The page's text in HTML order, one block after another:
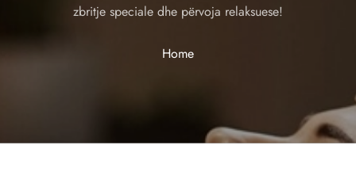
zbritje speciale dhe përvoja relaksuese!
Home